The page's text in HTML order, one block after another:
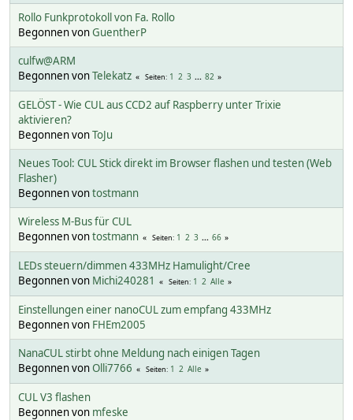
Rollo Funkprotokoll von Fa. Rollo
Begonnen vonGuentherP
culfw@ARM
Begonnen vonTelekatz Seiten 1 2 3 ... 82
GELÖST - Wie CUL aus CCD2 auf Raspberry unter Trixie
aktivieren?
Begonnen vonToJu
Neues Tool: CUL Stick direkt im Browser flashen und testen (Web
Flasher)
Begonnen vontostmann
Wireless M-Bus für CUL
Begonnen vontostmann Seiten 1 2 3 ... 66
LEDs steuern/dimmen 433MHz Hamulight/Cree
Begonnen von Michi240281 Seiten 1 2 Alle
Einstellungen einer nanoCUL zum empfang 433MHz
Begonnen von FHEm2005
NanaCUL stirbt ohne Meldung nach einigen Tagen
Begonnen vonOlli7766 Seiten 1 2 Alle
CUL V3 flashen
Begonnen von mfeske